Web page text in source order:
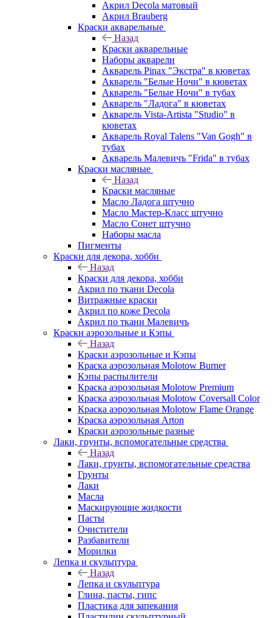
Акрил Decola матовый
Акрил Brauberg
Краски акварельные
Назад
Краски акварельные
Наборы акварели
Акварель Pinax "Экстра" в кюветах
Акварель "Белые Ночи" в кюветах
Акварель "Белые Ночи" в тубах
Акварель "Ладога" в кюветах
Акварель Vista-Artista "Studio" в
кюветах
Акварель Royal Talens "Van Gogh" в
тубах
Акварель Малевичъ "Frida" в тубах
Краски масляные
Назад
Краски масляные
Масло Ладога штучно
Масло Мастер-Класс штучно
Масло Сонет штучно
Наборы масла
Пигменты
Краски для декора, хобби
Назад
Краски для декора, хобби
Акрил по ткани Decola
Витражные краски
Акрил по коже Decola
Акрил по ткани Малевичъ
Краски аэрозольные и Кэпы
Назад
Краски аэрозольные и Кэпы
Краска аэрозольная Molotow Burner
Кэпы распылители
Краска аэрозольная Molotow Premium
Краска аэрозольная Molotow Coversall Color
Краска аэрозольная Molotow Flame Orange
Краска аэрозольная Arton
Краски аэрозольные разные
Лаки, грунты, вспомогательные средства
Назад
Лаки, грунты, вспомогательные средства
Грунты
Лаки
Масла
Маскирующие жидкости
Пасты
Очистители
Разбавители
Морилки
Лепка и скульптура
Назад
Лепка и скульптура
Глина, пасты, гипс
Пластика для запекания